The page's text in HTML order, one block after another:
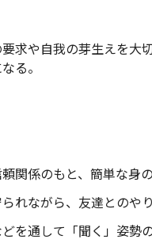
求や自我の芽生えを大
る。
関係のもと、簡単な身
れながら、友達とのや
を通して「聞く」姿勢